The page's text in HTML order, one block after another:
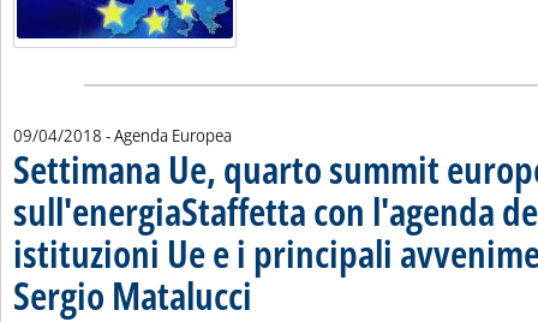
09/04/2018 - Agenda Europea
Settimana Ue, quarto summit
sull'energia. Sottotitolo: Il centodiciassettesimo numero del servizio della
Staffettacon l'agenda
istituzioni Ue e i principali
Sergio Matalucci . Pubblicata lunedì 09 aprile 2018 alle 14.21.